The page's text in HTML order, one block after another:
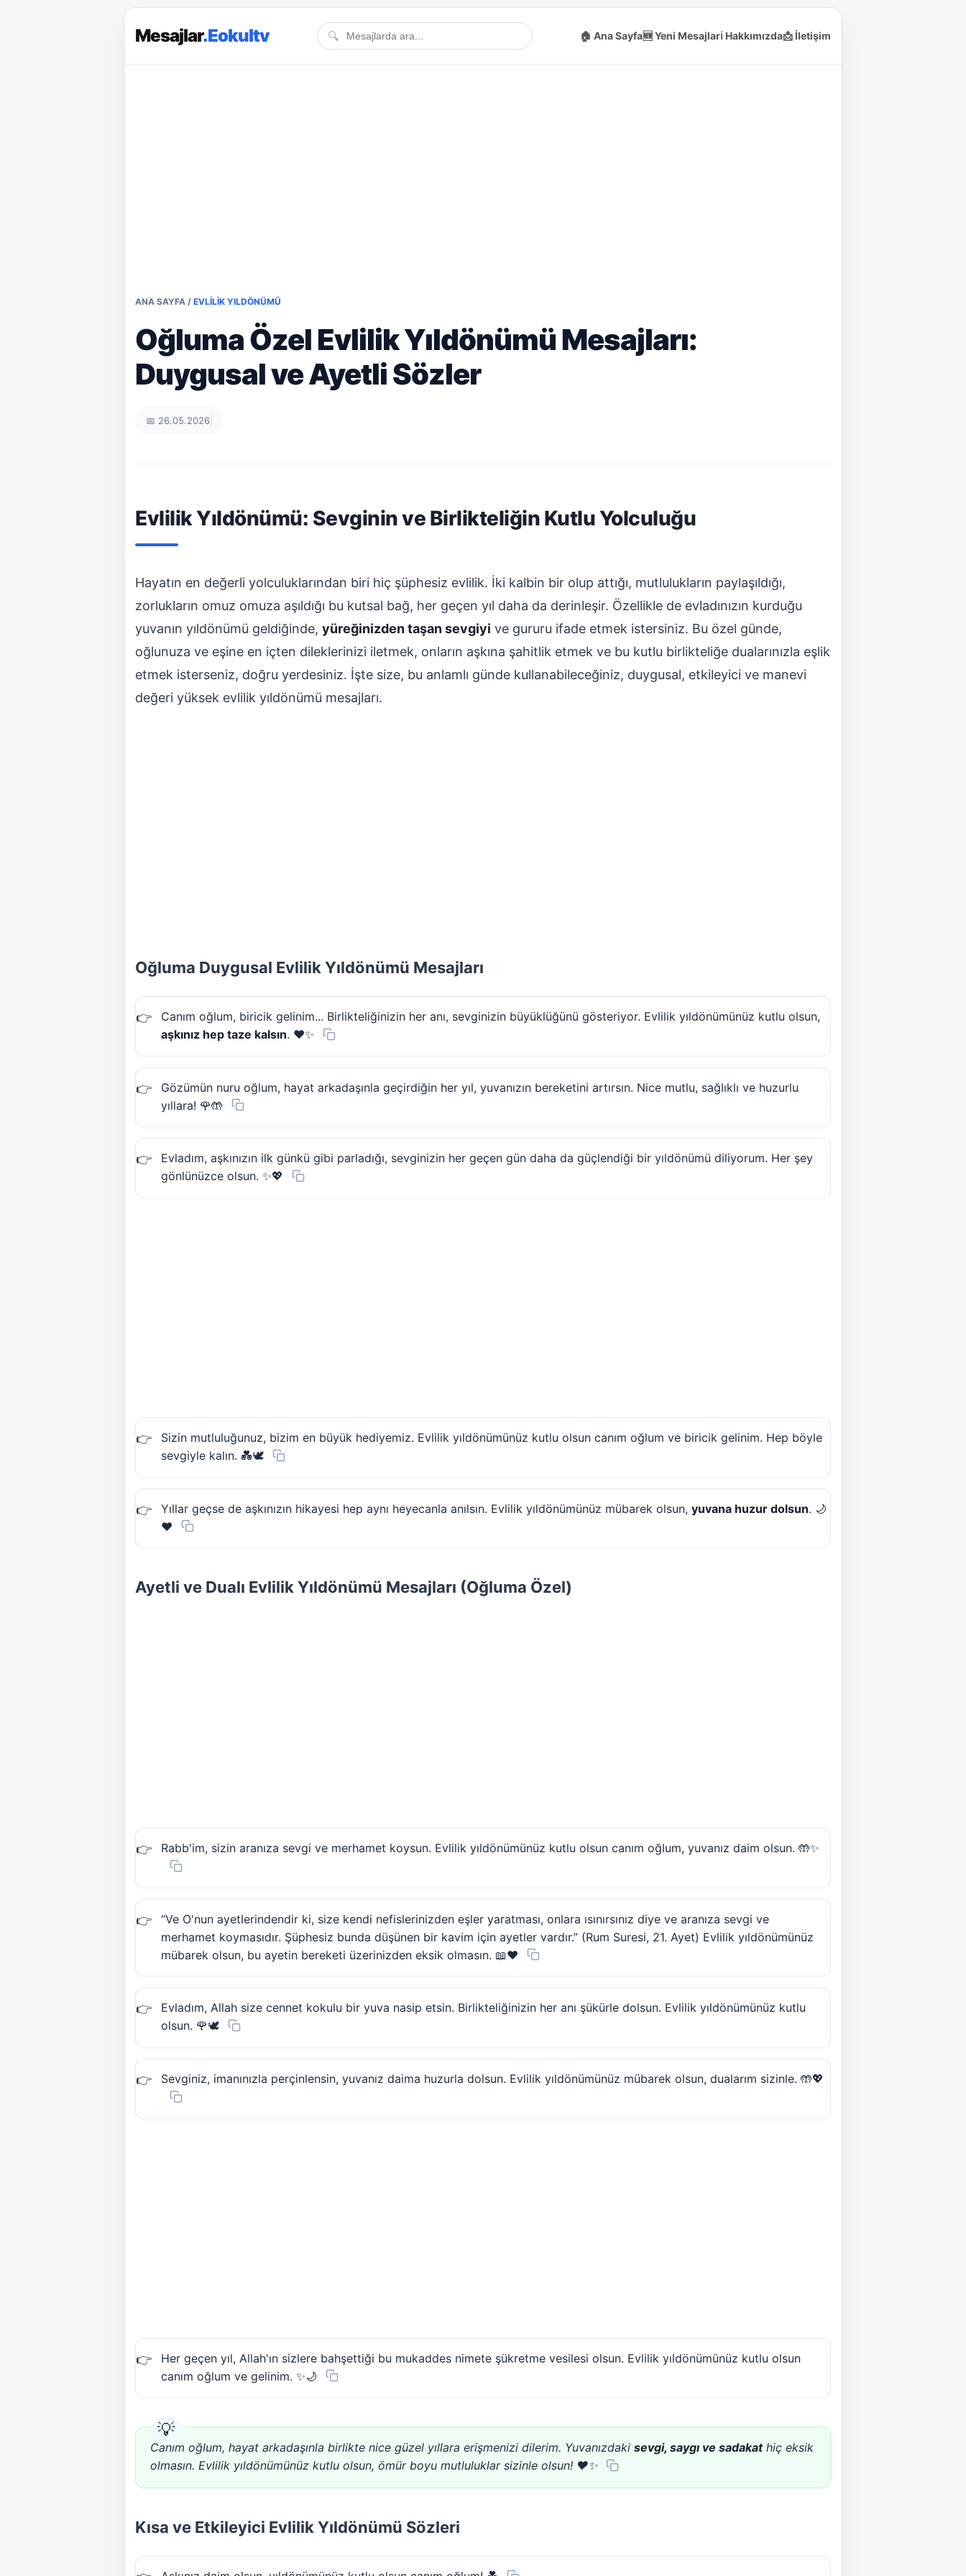
Mesajlar.Eokultv 🔍 🏠 Ana Sayfa🆕 Yeni Mesajlarℹ️ Hakkımızda📩 İletişim
ANA SAYFA / EVLILIK YILDÖNÜMÜ
Oğluma Özel Evlilik Yıldönümü Mesajları:
Duygusal ve Ayetli Sözler
📅 26.05.2026
Evlilik Yıldönümü: Sevginin ve Birlikteliğin Kutlu Yolculuğu
Hayatın en değerli yolculuklarından biri hiç şüphesiz evlilik. İki kalbin bir olup attığı, mutlulukların paylaşıldığı,
zorlukların omuz omuza aşıldığı bu kutsal bağ, her geçen yıl daha da derinleşir. Özellikle de evladınızın kurduğu
yuvanın yıldönümü geldiğinde, yüreğinizden taşan sevgiyi ve gururu ifade etmek istersiniz. Bu özel günde,
oğlunuza ve eşine en içten dileklerinizi iletmek, onların aşkına şahitlik etmek ve bu kutlu birlikteliğe dualarınızla eşlik
etmek isterseniz, doğru yerdesiniz. İşte size, bu anlamlı günde kullanabileceğiniz, duygusal, etkileyici ve manevi
değeri yüksek evlilik yıldönümü mesajları.
Oğluma Duygusal Evlilik Yıldönümü Mesajları
Canım oğlum, biricik gelinim... Birlikteliğinizin her anı, sevginizin büyüklüğünü gösteriyor. Evlilik yıldönümünüz kutlu olsun,
aşkınız hep taze kalsın. ❤️✨
Gözümün nuru oğlum, hayat arkadaşınla geçirdiğin her yıl, yuvanızın bereketini artırsın. Nice mutlu, sağlıklı ve huzurlu
yıllara! 🌹🤲
Evladım, aşkınızın ilk günkü gibi parladığı, sevginizin her geçen gün daha da güçlendiği bir yıldönümü diliyorum. Her şey
gönlünüzce olsun. ✨💖
Sizin mutluluğunuz, bizim en büyük hediyemiz. Evlilik yıldönümünüz kutlu olsun canım oğlum ve biricik gelinim. Hep böyle
sevgiyle kalın. 💑🕊️
Yıllar geçse de aşkınızın hikayesi hep aynı heyecanla anılsın. Evlilik yıldönümünüz mübarek olsun, yuvana huzur dolsun. 🌙
❤️
Ayetli ve Dualı Evlilik Yıldönümü Mesajları (Oğluma Özel)
Rabb'im, sizin aranıza sevgi ve merhamet koysun. Evlilik yıldönümünüz kutlu olsun canım oğlum, yuvanız daim olsun. 🤲✨
“Ve O'nun ayetlerindendir ki, size kendi nefislerinizden eşler yaratması, onlara ısınırsınız diye ve aranıza sevgi ve
merhamet koymasıdır. Şüphesiz bunda düşünen bir kavim için ayetler vardır.” (Rum Suresi, 21. Ayet) Evlilik yıldönümünüz
mübarek olsun, bu ayetin bereketi üzerinizden eksik olmasın. 📖❤️
Evladım, Allah size cennet kokulu bir yuva nasip etsin. Birlikteliğinizin her anı şükürle dolsun. Evlilik yıldönümünüz kutlu
olsun. 🌹🕊️
Sevginiz, imanınızla perçinlensin, yuvanız daima huzurla dolsun. Evlilik yıldönümünüz mübarek olsun, dualarım sizinle. 🤲💖
Her geçen yıl, Allah'ın sizlere bahşettiği bu mukaddes nimete şükretme vesilesi olsun. Evlilik yıldönümünüz kutlu olsun
canım oğlum ve gelinim. ✨🌙
Canım oğlum, hayat arkadaşınla birlikte nice güzel yıllara erişmenizi dilerim. Yuvanızdaki sevgi, saygı ve sadakathiç eksik
olmasın. Evlilik yıldönümünüz kutlu olsun, ömür boyu mutluluklar sizinle olsun! ❤️✨
Kısa ve Etkileyici Evlilik Yıldönümü Sözleri